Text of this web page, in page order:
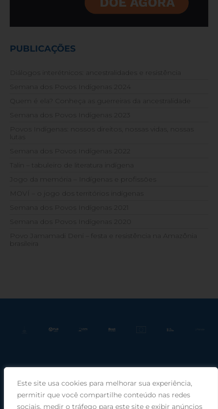
Este site usa cookies para melhorar sua experiência,
permitir que você compartilhe conteúdo nas redes
sociais, medir o tráfego para este site e exibir anúncios
PUBLICAÇÕES
Diálogos interétnicos: ancestralidades e resistência
Semana dos Povos Indígenas 2024
Quem é ela? Conheça as guerreiras da ancestralidade
Semana dos Povos Indígenas 2023
Povos Indígenas: nossos direitos, nossas vidas, nossas
lutas
Semana dos Povos Indígenas 2022
Talin – tabuleiro de literatura indígena
Jogo da memória – Indígenas e profissões
MOVÍ – o jogo dos territórios indígenas
Semana dos Povos Indígenas 2021
Semana dos Povos Indígenas 2020
Povo Jamamadi Deni – festa e resistência na Amazônia
brasileira
Praça Rui Barbosa, 220, sala 66, Porto Alegre, RS, 90030-100 |
Telefone: (51) 99949-1120